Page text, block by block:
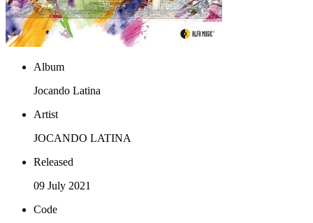
Album
Jocando Latina
Artist
JOCANDO LATINA
Released
09 July 2021
Code